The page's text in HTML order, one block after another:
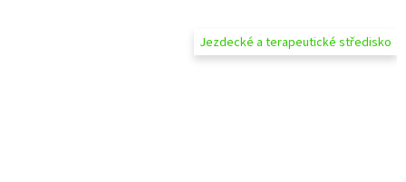
Jezdecké a terapeutické středisko